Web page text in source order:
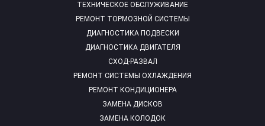
ТЕХНИЧЕСКОЕ ОБСЛУЖИВАНИЕ
РЕМОНТ ТОРМОЗНОЙ СИСТЕМЫ
ДИАГНОСТИКА ПОДВЕСКИ
ДИАГНОСТИКА ДВИГАТЕЛЯ
СХОД-РАЗВАЛ
РЕМОНТ СИСТЕМЫ ОХЛАЖДЕНИЯ
РЕМОНТ КОНДИЦИОНЕРА
ЗАМЕНА ДИСКОВ
ЗАМЕНА КОЛОДОК